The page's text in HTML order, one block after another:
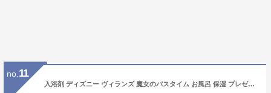
no. 11
入浴剤 ディズニー ヴィランズ 魔女のバスタイム お風呂 保湿 プレゼント プチギフト ご褒美 リラックス 美容 バスボム